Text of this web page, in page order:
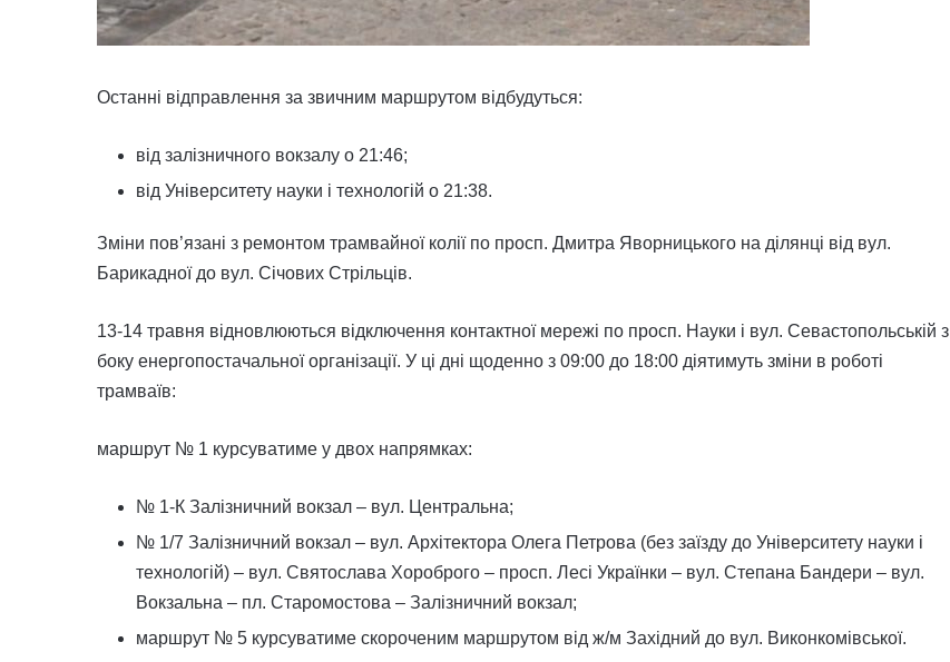
Останні відправлення за звичним маршрутом відбудуться:
від залізничного вокзалу о 21:46;
від Університету науки і технологій о 21:38.
Зміни пов’язані з ремонтом трамвайної колії по просп. Дмитра Яворницького на ділянці від вул.
Барикадної до вул. Січових Стрільців.
13-14 травня відновлюються відключення контактної мережі по просп. Науки і вул. Севастопольській з
боку енергопостачальної організації. У ці дні щоденно з 09:00 до 18:00 діятимуть зміни в роботі
трамваїв:
маршрут № 1 курсуватиме у двох напрямках:
№ 1-К Залізничний вокзал – вул. Центральна;
№ 1/7 Залізничний вокзал – вул. Архітектора Олега Петрова (без заїзду до Університету науки і
технологій) – вул. Святослава Хороброго – просп. Лесі Українки – вул. Степана Бандери – вул.
Вокзальна – пл. Старомостова – Залізничний вокзал;
маршрут № 5 курсуватиме скороченим маршрутом від ж/м Західний до вул. Виконкомівської.